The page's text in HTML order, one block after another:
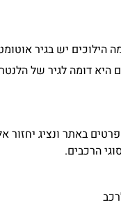
הילוכים יש בגיר
באתר ונציג יחזור